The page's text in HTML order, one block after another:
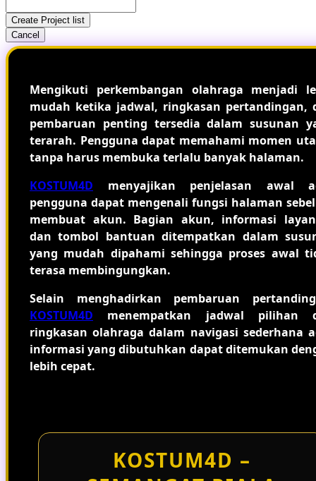
Create Project list
Cancel
Mengikuti perkembangan olahraga menjadi
mudah ketika jadwal, ringkasan pertandingan,
pembaruan penting tersedia dalam susunan
terarah. Pengguna dapat memahami momen
tanpa harus membuka terlalu banyak halaman.
KOSTUM4D menyajikan penjelasan awal
pengguna dapat mengenali fungsi halaman
membuat akun. Bagian akun, informasi
dan tombol bantuan ditempatkan dalam
yang mudah dipahami sehingga proses awal
terasa membingungkan.
Selain menghadirkan pembaruan
KOSTUM4D menempatkan jadwal pilihan
ringkasan olahraga dalam navigasi sederhana
informasi yang dibutuhkan dapat ditemukan
lebih cepat.
KOSTUM4D –